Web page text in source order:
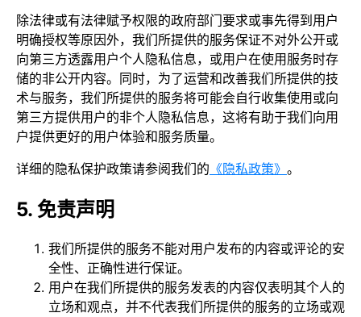
除法律或有法律赋予权限的政府部门要求或事先得到用户
明确授权等原因外，我们所提供的服务保证不对外公开或
向第三方透露用户个人隐私信息，或用户在使用服务时存
储的非公开内容。同时，为了运营和改善我们所提供的技
术与服务，我们所提供的服务将可能会自行收集使用或向
第三方提供用户的非个人隐私信息，这将有助于我们向用
户提供更好的用户体验和服务质量。
详细的隐私保护政策请参阅我们的 《隐私政策》 。
5. 免责声明
我们所提供的服务不能对用户发布的内容或评论的安
全性、正确性进行保证。
用户在我们所提供的服务发表的内容仅表明其个人的
立场和观点，并不代表我们所提供的服务的立场或观